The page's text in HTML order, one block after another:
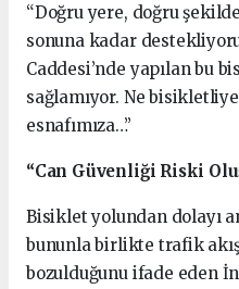
“Doğru yere, doğru
sonuna kadar
Caddesi’nde yapılan bu
sağlamıyor. Ne
esnafımıza…”
“Can Güvenliği Riski
Bisiklet yolundan dolayı
bununla birlikte trafik
bozulduğunu ifade eden